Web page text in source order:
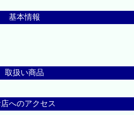
基本情報
取扱い商品
へのアクセス